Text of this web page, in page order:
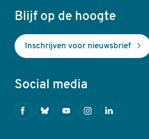
Blijf op de hoogte
Inschrijven voor nieuwsbrief
Social media
FacebookBlueskyYoutubeInstagramLinkedin